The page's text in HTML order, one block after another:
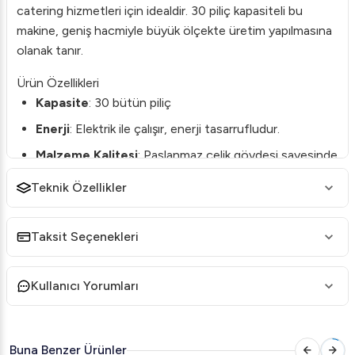
catering hizmetleri için idealdir. 30 piliç kapasiteli bu
makine, geniş hacmiyle büyük ölçekte üretim yapılmasına
olanak tanır.
Ürün Özellikleri
Kapasite: 30 bütün piliç
Enerji: Elektrik ile çalışır, enerji tasarrufludur.
Malzeme Kalitesi: Paslanmaz çelik gövdesi sayesinde
kullanım kolaylığı sağlar.
Kontrol Paneli
kullanılan bir kontrol paneline sahiptir.
ortamlarında yüksek verimlilik sunar. Özellikle büyük ölçekli
Teknik Özellikler
Taksit Seçenekleri
Kullanıcı Yorumları
Buna Benzer Ürünler